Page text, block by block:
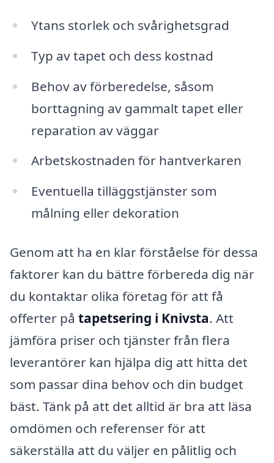
Ytans storlek och svårighetsgrad
Typ av tapet och dess kostnad
Behov av förberedelse, såsom
borttagning av gammalt tapet eller
reparation av väggar
Arbetskostnaden för hantverkaren
Eventuella tilläggstjänster som
målning eller dekoration
Genom att ha en klar förståelse för dessa
faktorer kan du bättre förbereda dig när
du kontaktar olika företag för att få
offerter på tapetsering i Knivsta. Att
jämföra priser och tjänster från flera
leverantörer kan hjälpa dig att hitta det
som passar dina behov och din budget
bäst. Tänk på att det alltid är bra att läsa
omdömen och referenser för att
säkerställa att du väljer en pålitlig och